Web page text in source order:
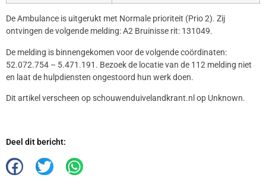
De Ambulance is uitgerukt met Normale prioriteit (Prio 2). Zij
ontvingen de volgende melding: A2 Bruinisse rit: 131049.
De melding is binnengekomen voor de volgende coördinaten:
52.072.754 – 5.471.191. Bezoek de locatie van de 112 melding niet
en laat de hulpdiensten ongestoord hun werk doen.
Dit artikel verscheen op schouwenduivelandkrant.nl op Unknown.
Deel dit bericht: